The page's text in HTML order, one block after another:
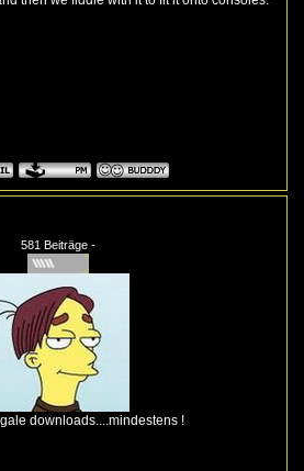
581 Beiträge -
downloads....mindestens !